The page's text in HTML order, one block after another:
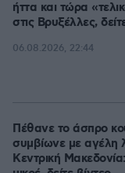
ήττα και τώρα
στις Βρυξέλλες,
06.08.2026, 22:44
Πέθανε το άσπρο
συμβίωνε με αγέλη
Κεντρική